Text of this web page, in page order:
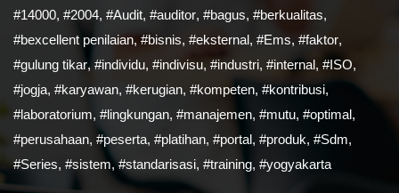
#14000, #2004, #Audit, #auditor, #bagus, #berkualitas,
#bexcellent penilaian, #bisnis, #eksternal, #Ems, #faktor,
#gulung tikar, #individu, #indivisu, #industri, #internal, #ISO,
#jogja, #karyawan, #kerugian, #kompeten, #kontribusi,
#laboratorium, #lingkungan, #manajemen, #mutu, #optimal,
#perusahaan, #peserta, #platihan, #portal, #produk, #Sdm,
#Series, #sistem,#standarisasi, #training, #yogyakarta